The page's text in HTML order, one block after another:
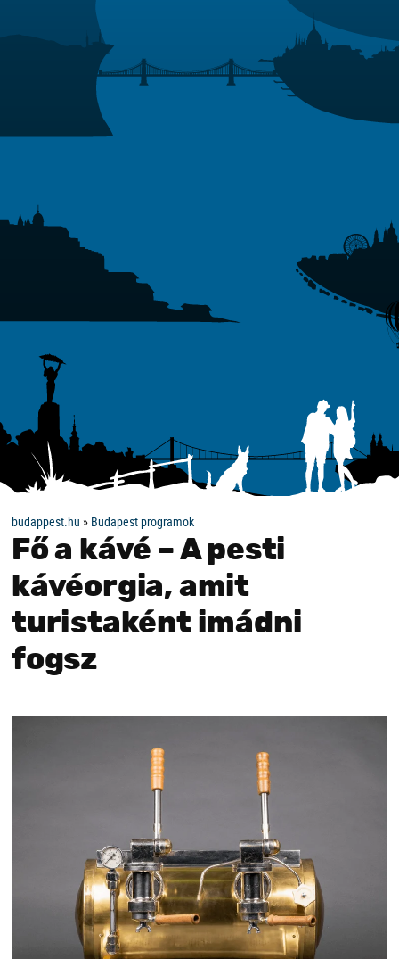
budappest.hu » Budapest programok
Fő a kávé – A pesti
kávéorgia, amit
turistaként imádni
fogsz